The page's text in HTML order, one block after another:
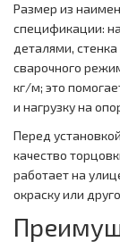
Размер из
спецификации:
деталями,
сварочного
кг/м; это
и нагрузку на
Перед
качество
работает на
окраску или